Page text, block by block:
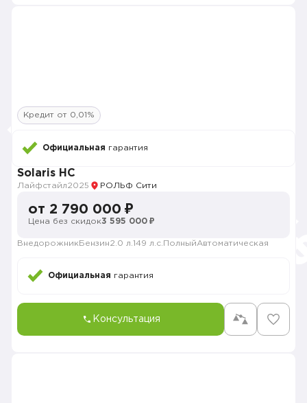
Кредит от 0,01%
Официальная гарантия
Solaris HC
Лайфстайл2025 РОЛЬФ Сити
от 2 790 000 ₽
Цена без скидок3 595 000 ₽
Внедорожник Бензин2.0 л. 149 л.с. ПолныйАвтоматическая
Официальная гарантия
Консультация